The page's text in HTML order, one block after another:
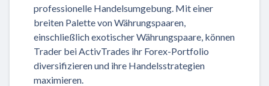
professionelle Handelsumgebung. Mit einer
breiten Palette von Währungspaaren,
einschließlich exotischer Währungspaare, können
Trader bei ActivTrades ihr Forex-Portfolio
diversifizieren und ihre Handelsstrategien
maximieren.